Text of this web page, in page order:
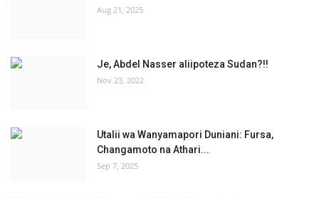
Aug 21, 2025
Je, Abdel Nasser aliipoteza Sudan?!!
Nov 23, 2022
Utalii wa Wanyamapori Duniani: Fursa,
Changamoto na Athari...
Sep 7, 2025